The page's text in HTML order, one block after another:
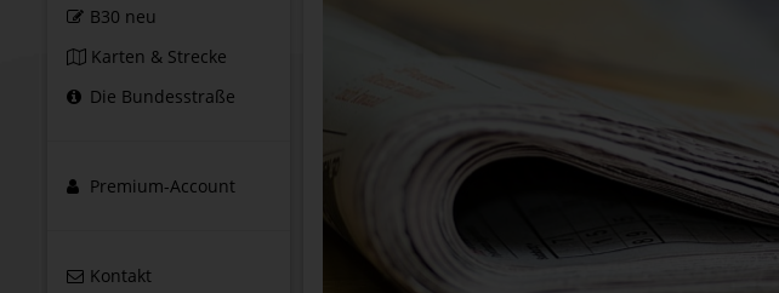
B30 neu
Karten & Strecke
Die Bundesstraße
Premium-Account
Kontakt